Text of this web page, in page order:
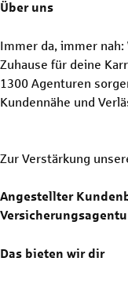
Über uns
Immer da, immer nah:
Zuhause für deine
1300 Agenturen
Kundennähe und
Zur Verstärkung
Angestellter
Das bieten wir dir